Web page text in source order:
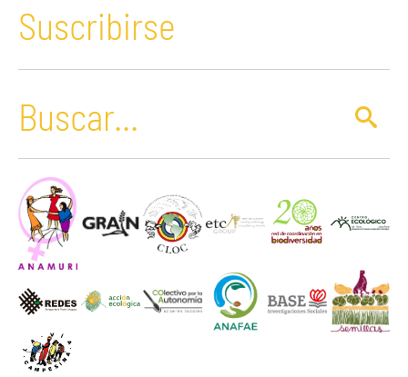
Suscribirse